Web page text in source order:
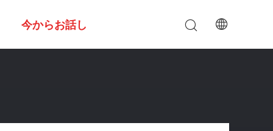
今からお話し